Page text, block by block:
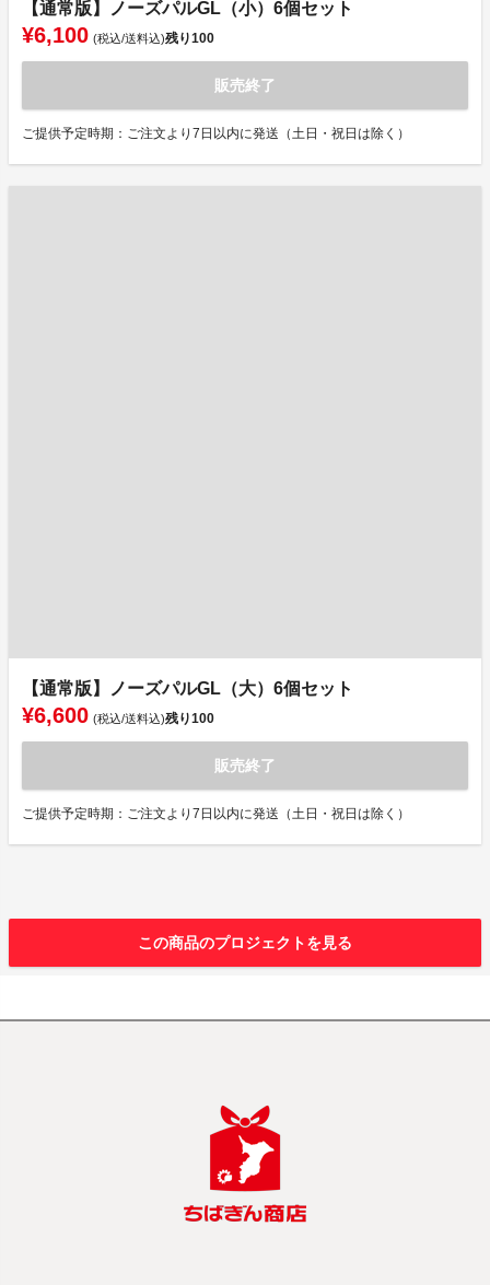
【通常版】ノーズパルGL（小）6個セット
¥6,100 (税込/送料込)残り100
販売終了
ご提供予定時期：ご注文より7日以内に発送（土日・祝日は除く）
【通常版】ノーズパルGL（大）6個セット
¥6,600 (税込/送料込)残り100
販売終了
ご提供予定時期：ご注文より7日以内に発送（土日・祝日は除く）
この商品のプロジェクトを見る